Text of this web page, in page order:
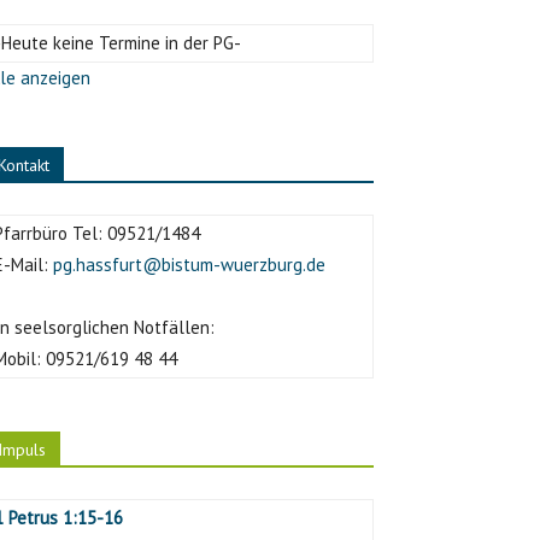
keine Termine in der PG-
anzeigen
Tel: 09521/1484
Mail: pg.hassfurt@bistum-wuerzburg.de
seelsorglichen Notfällen:
09521/619 48 44
Impuls
Petrus 1:15-16